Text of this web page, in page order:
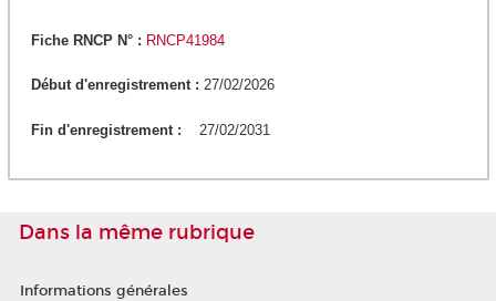
Fiche RNCP N° : RNCP41984
Début d'enregistrement : 27/02/2026
Fin d'enregistrement : 27/02/2031
Dans la même rubrique
Informations générales